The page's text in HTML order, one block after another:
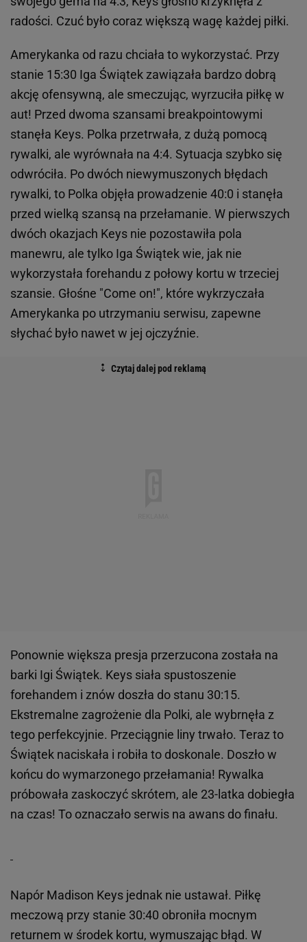
radości. Czuć było coraz większą wagę każdej piłki.
Amerykanka od razu chciała to wykorzystać. Przy
stanie 15:30 Iga Świątek zawiązała bardzo dobrą
akcję ofensywną, ale smeczując, wyrzuciła piłkę w
aut! Przed dwoma szansami breakpointowymi
stanęła Keys. Polka przetrwała, z dużą pomocą
rywalki, ale wyrównała na 4:4. Sytuacja szybko się
odwróciła. Po dwóch niewymuszonych błędach
rywalki, to Polka objęła prowadzenie 40:0 i stanęła
przed wielką szansą na przełamanie. W pierwszych
dwóch okazjach Keys nie pozostawiła pola
manewru, ale tylko Iga Świątek wie, jak nie
wykorzystała forehandu z połowy kortu w trzeciej
szansie. Głośne "Come on!", które wykrzyczała
Amerykanka po utrzymaniu serwisu, zapewne
słychać było nawet w jej ojczyźnie.
Ponownie większa presja przerzucona została na
barki Igi Świątek. Keys siała spustoszenie
forehandem i znów doszła do stanu 30:15.
Ekstremalne zagrożenie dla Polki, ale wybrnęła z
tego perfekcyjnie. Przeciągnie liny trwało. Teraz to
Świątek naciskała i robiła to doskonale. Doszło w
końcu do wymarzonego przełamania! Rywalka
próbowała zaskoczyć skrótem, ale 23-latka dobiegła
na czas! To oznaczało serwis na awans do finału.
Napór Madison Keys jednak nie ustawał. Piłkę
meczową przy stanie 30:40 obroniła mocnym
returnem w środek kortu, wymuszając błąd. W